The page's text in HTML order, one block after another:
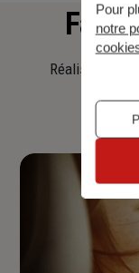
Réalisez une
Pour
notre